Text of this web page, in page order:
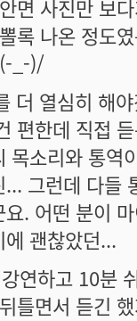
면 사진만 보
록 나온 정도
_-)/
더 열심히 해
편한데 직접
목소리와 통역
... 그런데 다들
요. 어떤 분이
에 괜찮았던...
연하고 10분
틀면서 듣긴